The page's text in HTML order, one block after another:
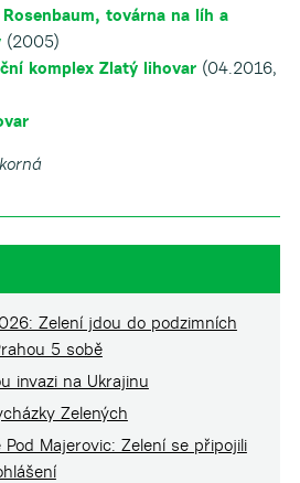
továrna na líh a
(2005)
komplex Zlatý lihovar(04.2016,
Zelení jdou do podzimních
5 sobě
invazi na Ukrajinu
Zelených
Majerovic: Zelení se připojili